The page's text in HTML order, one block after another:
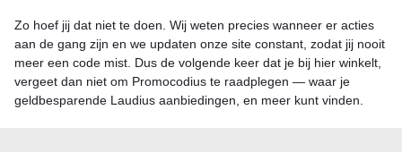
Zo hoef jij dat niet te doen. Wij weten precies wanneer er acties
aan de gang zijn en we updaten onze site constant, zodat jij nooit
meer een code mist. Dus de volgende keer dat je bij hier winkelt,
vergeet dan niet om Promocodius te raadplegen — waar je
geldbesparende Laudius aanbiedingen, en meer kunt vinden.